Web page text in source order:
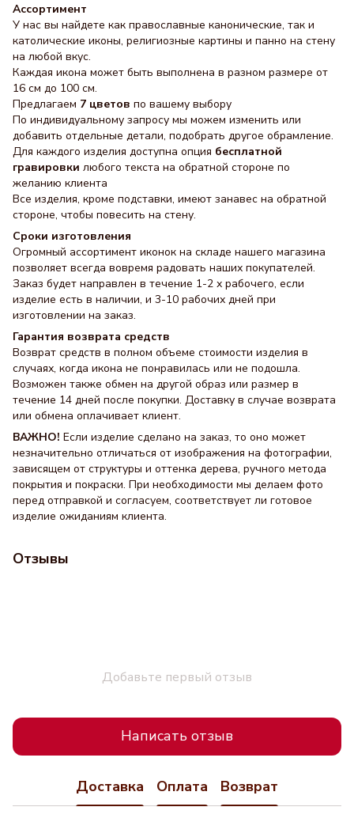
Ассортимент
У нас вы найдете как православные канонические, так и
католические иконы, религиозные картины и панно на стену
на любой вкус.
Каждая икона может быть выполнена в разном размере от
16 см до 100 см.
Предлагаем 7 цветов по вашему выбору
По индивидуальному запросу мы можем изменить или
добавить отдельные детали, подобрать другое обрамление.
Для каждого изделия доступна опция бесплатной
гравировки любого текста на обратной стороне по
желанию клиента
Все изделия, кроме подставки, имеют занавес на обратной
стороне, чтобы повесить на стену.
Сроки изготовления
Огромный ассортимент иконок на складе нашего магазина
позволяет всегда вовремя радовать наших покупателей.
Заказ будет направлен в течение 1-2 х рабочего, если
изделие есть в наличии, и 3-10 рабочих дней при
изготовлении на заказ.
Гарантия возврата средств
Возврат средств в полном объеме стоимости изделия в
случаях, когда икона не понравилась или не подошла.
Возможен также обмен на другой образ или размер в
течение 14 дней после покупки. Доставку в случае возврата
или обмена оплачивает клиент.
ВАЖНО! Если изделие сделано на заказ, то оно может
незначительно отличаться от изображения на фотографии,
зависящем от структуры и оттенка дерева, ручного метода
покрытия и покраски. При необходимости мы делаем фото
перед отправкой и согласуем, соответствует ли готовое
изделие ожиданиям клиента.
Отзывы
Добавьте первый отзыв
Написать отзыв
Доставка Оплата Возврат